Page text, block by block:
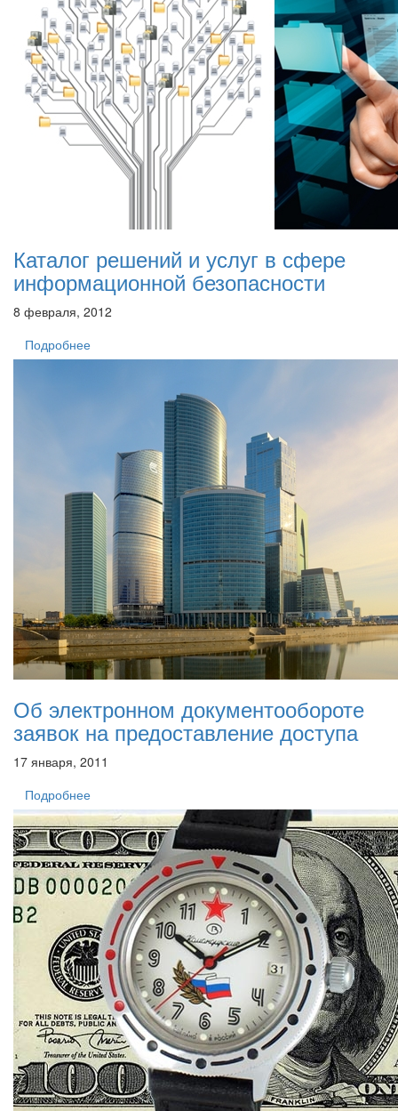
Каталог решений и услуг в сфере
информационной безопасности
8 февраля, 2012
Подробнее
Об электронном документообороте
заявок на предоставление доступа
17 января, 2011
Подробнее